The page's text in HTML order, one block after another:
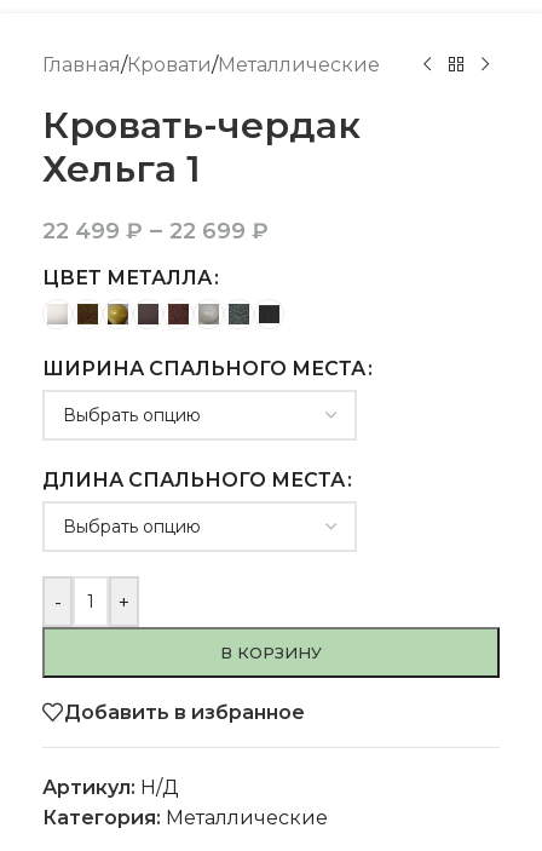
Главная/Кровати/Металлические
Кровать-чердак
Хельга 1
22 499 ₽ – 22 699 ₽
ЦВЕТ МЕТАЛЛА
ШИРИНА СПАЛЬНОГО МЕСТА
ДЛИНА СПАЛЬНОГО МЕСТА
- +
В КОРЗИНУ
Добавить в избранное
Артикул: Н/Д
Категория: Металлические